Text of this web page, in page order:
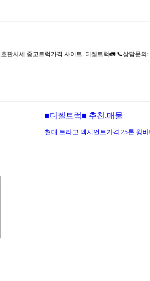
판시세 중고트럭가격 사이트. 디젤트럭🚛 📞상담문의:
■디젤트럭■ 추천.매물
현대 트라고 엑시언트가격 25톤 윙